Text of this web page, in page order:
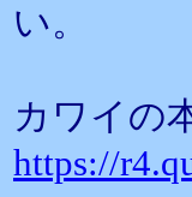
い。
カワイの
https://